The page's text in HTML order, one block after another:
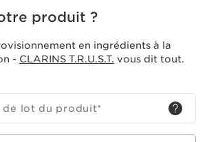
produit ?
en ingrédients à la
- CLARINS T.R.U.S.T. vous dit tout.
de lot du produit*